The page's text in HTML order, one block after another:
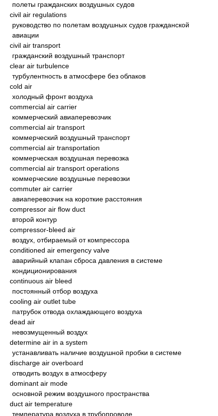
полеты гражданских воздушных судов
civil air regulations
руководство по полетам воздушных судов гражданской
авиации
civil air transport
гражданский воздушный транспорт
clear air turbulence
турбулентность в атмосфере без облаков
cold air
холодный фронт воздуха
commercial air carrier
коммерческий авиаперевозчик
commercial air transport
коммерческий воздушный транспорт
commercial air transportation
коммерческая воздушная перевозка
commercial air transport operations
коммерческие воздушные перевозки
commuter air carrier
авиаперевозчик на короткие расстояния
compressor air flow duct
второй контур
compressor-bleed air
воздух, отбираемый от компрессора
conditioned air emergency valve
аварийный клапан сброса давления в системе
кондиционирования
continuous air bleed
постоянный отбор воздуха
cooling air outlet tube
патрубок отвода охлаждающего воздуха
dead air
невозмущенный воздух
determine air in a system
устанавливать наличие воздушной пробки в системе
discharge air overboard
отводить воздух в атмосферу
dominant air mode
основной режим воздушного пространства
duct air temperature
температура воздуха в трубопроводе